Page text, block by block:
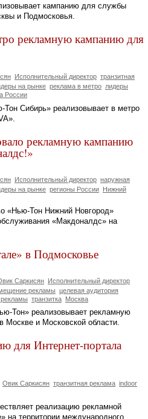
кампанию для службы
и Подмосковья.
рекламную кампанию для
Исполнительный директор транзитная
на рынке реклама в метро лидеры
России
Тон Сибирь» реализовывает в метро
рекламную кампанию
Исполнительный директор наружная
на рынке регионы России Нижний
«Нью-Тон Нижний Новгород»
«Макдоналдс» на
в Подмосковье
Саркисян Исполнительный директор
рекламы целевая аудитория
рекламы транзитка Москва
Тон» реализовывает рекламную
Москве и Московской области.
для Интернет-портала
Овик Саркисян транзитная реклама indoor
реализацию рекламной
на территории международного